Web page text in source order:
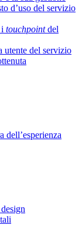
d’uso del servizio
touchpointdel
utente del servizio
dell’esperienza